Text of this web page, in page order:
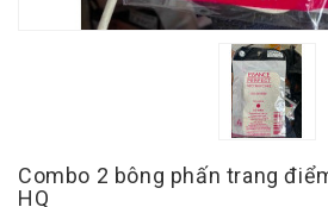
Combo 2 bông phấn trang
HQ